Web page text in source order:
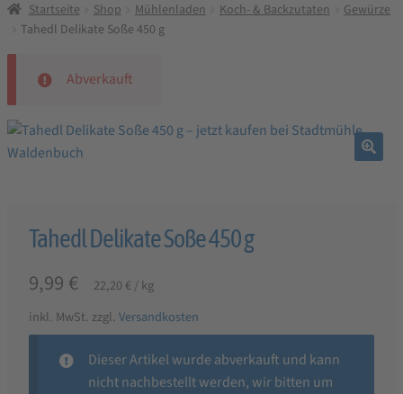
Startseite Shop Mühlenladen Koch- & Backzutaten
Gewürze
Tahedl Delikate Soße 450 g
Abverkauft
Tahedl Delikate Soße 450 g
9,99 € 22,20 €/kg
inkl. MwSt. zzgl. Versandkosten
Dieser Artikel wurde abverkauft und kann
nicht nachbestellt werden, wir bitten um